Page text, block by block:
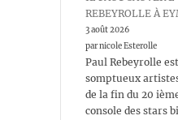
REBEYROLLE À
3 août 2026
par nicole Esterolle
Paul Rebeyrolle
somptueux
de la fin du 20
console des stars